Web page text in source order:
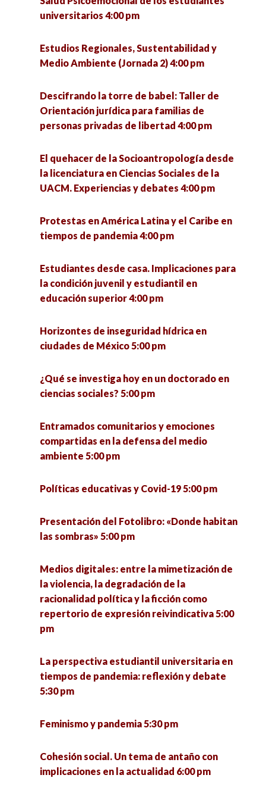
¿Qué se investiga hoy en un doctorado en
Seminario «La utopía política» (1a sesión) 6:00
VII Jornadas de Políticas Públicas ante los
desafíos urbanos. Riesgos, cultura y
y paradigmas educativos. 5:00 pm
del modelo de reinserción social en el CERESO
Hermosillo I 5:00 pm
retrospectiva desde México prehispánico
perspectiva hasta la 4T. 5:00 pm
ciencias sociales? 5:00 pm
articuladores de la ciudad 5:30 pm
Pymes innovadoras y su impacto social en el
La otra economía. Resultados de investigación
estado de Jalisco y México 7:00 pm
universitarios 4:00 pm
Estudios Regionales, Sustentabilidad y
Medio Ambiente (Jornada 2) 4:00 pm
Descifrando la torre de babel: Taller de
Orientación jurídica para familias de
personas privadas de libertad 4:00 pm
El quehacer de la Socioantropología desde
la licenciatura en Ciencias Sociales de la
UACM. Experiencias y debates 4:00 pm
Protestas en América Latina y el Caribe en
tiempos de pandemia 4:00 pm
Estudiantes desde casa. Implicaciones para
la condición juvenil y estudiantil en
educación superior 4:00 pm
Horizontes de inseguridad hídrica en
ciudades de México 5:00 pm
¿Qué se investiga hoy en un doctorado en
ciencias sociales? 5:00 pm
Entramados comunitarios y emociones
compartidas en la defensa del medio
ambiente 5:00 pm
Políticas educativas y Covid-19 5:00 pm
Presentación del Fotolibro: «Donde habitan
las sombras» 5:00 pm
Medios digitales: entre la mimetización de
la violencia, la degradación de la
racionalidad política y la ficción como
repertorio de expresión reivindicativa 5:00
pm
La perspectiva estudiantil universitaria en
tiempos de pandemia: reflexión y debate
5:30 pm
Feminismo y pandemia 5:30 pm
Cohesión social. Un tema de antaño con
implicaciones en la actualidad 6:00 pm